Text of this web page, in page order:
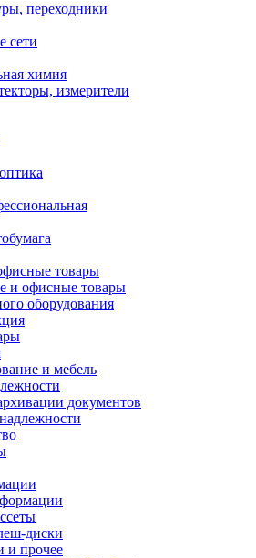
переходники
сети
химия
измерители
товары
и офисные товары
оборудования
и мебель
документов
диски
и прочее